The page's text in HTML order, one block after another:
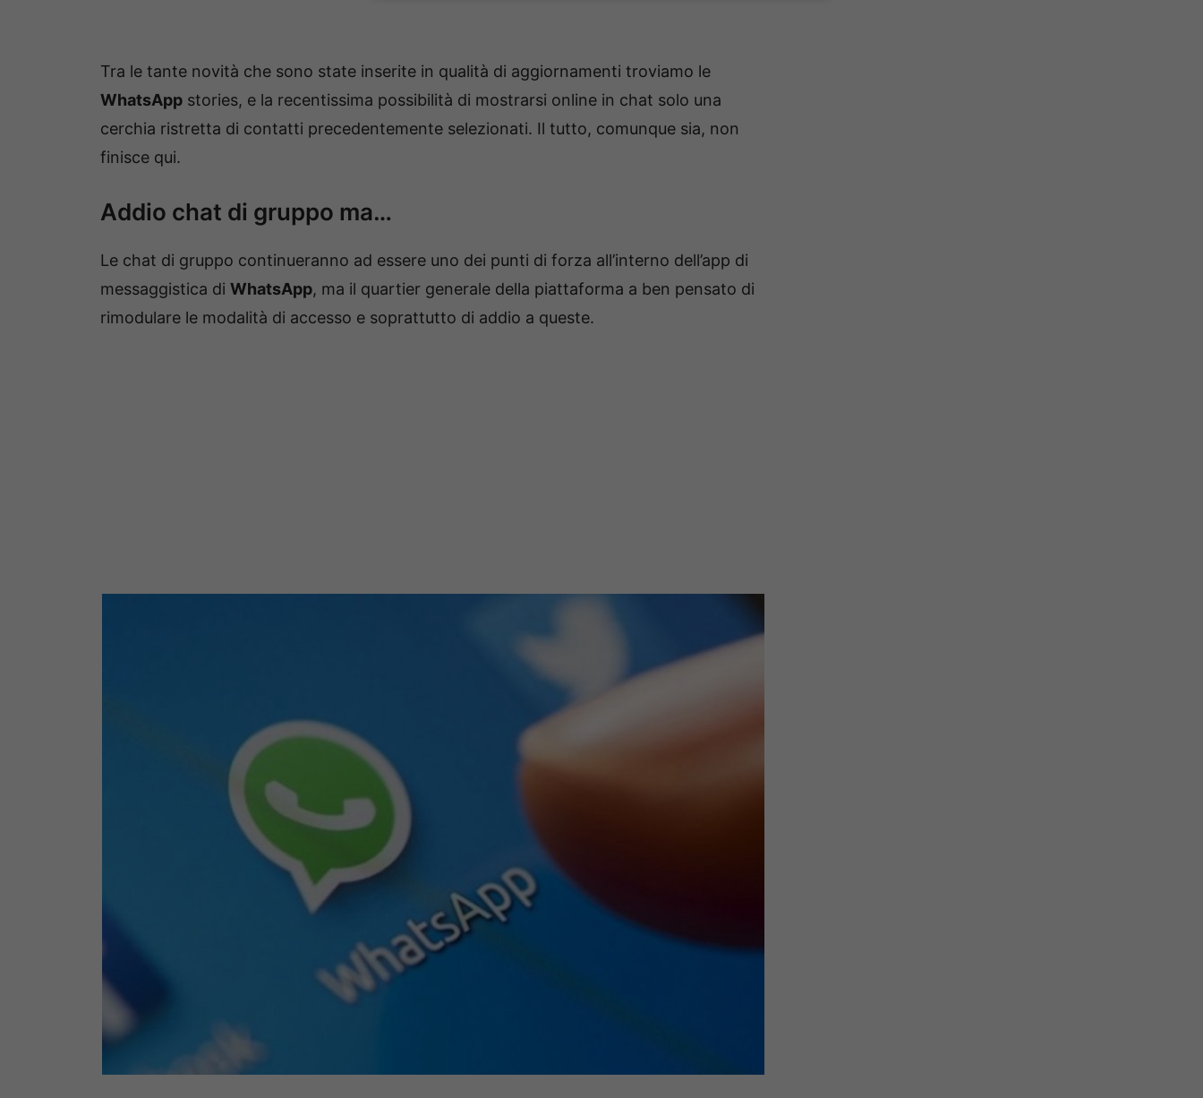
Tra le tante novità che sono state inserite in qualità di aggiornamenti troviamo le
WhatsApp stories, e la recentissima possibilità di mostrarsi online in chat solo una
cerchia ristretta di contatti precedentemente selezionati. Il tutto, comunque sia, non
finisce qui.
Addio chat di gruppo ma…
Le chat di gruppo continueranno ad essere uno dei punti di forza all’interno dell’app di
messaggistica di WhatsApp, ma il quartier generale della piattaforma a ben pensato di
rimodulare le modalità di accesso e soprattutto di addio a queste.